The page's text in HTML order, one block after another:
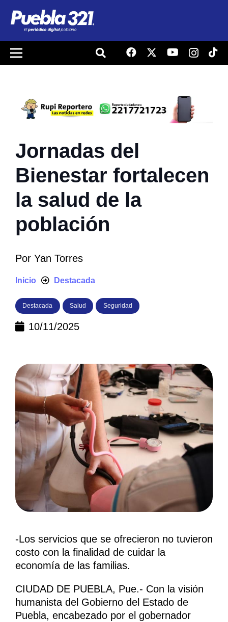
Jornadas del
Bienestar fortalecen
la salud de la
población
Por Yan Torres
Inicio Destacada
Destacada Salud Seguridad
10/11/2025
-Los servicios que se ofrecieron no tuvieron
costo con la finalidad de cuidar la
economía de las familias.
CIUDAD DE PUEBLA, Pue.- Con la visión
humanista del Gobierno del Estado de
Puebla, encabezado por el gobernador